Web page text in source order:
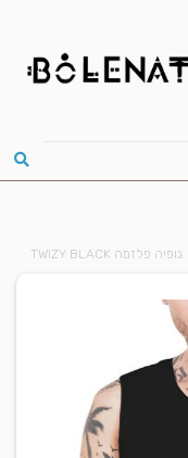
גופיה פלזמה TWIZY BLACK